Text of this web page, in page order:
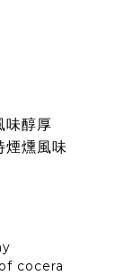
味醇厚
煙燻風味
cocera